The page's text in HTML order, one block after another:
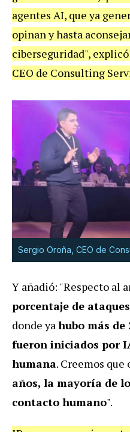
agentes AI, que ya
opinan y hasta
ciberseguridad", explicó
CEO de Consulting
Sergio Oroña, CEO de
Y añadió: "Respecto al
porcentaje de
donde yahubo más de
fueron iniciados por
humana. Creemos que
años, la mayoría de
contacto humano".